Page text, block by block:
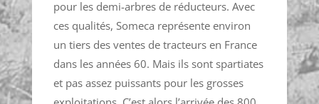
pour les demi-arbres de réducteurs. Avec
ces qualités, Someca représente environ
un tiers des ventes de tracteurs en France
dans les années 60. Mais ils sont spartiates
et pas assez puissants pour les grosses